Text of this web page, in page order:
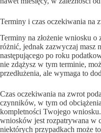
Terminy i czas oczekiwania na
Terminy na złożenie wniosku o
różnić, jednak zazwyczaj masz
następującego po roku
nie zdążysz w tym terminie,
przedłużenia, ale wymaga to
Czas oczekiwania na zwrot
czynników, w tym od
kompletności Twojego
wniosków jest rozpatrywana w
niektórych przypadkach może